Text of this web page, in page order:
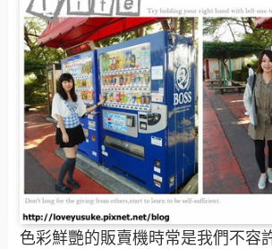
色彩鮮艷的販賣機時常是我們不容